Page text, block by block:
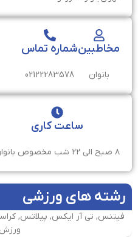
مخاطبین
بانوان
شماره تماس
02122283578
ساعت کاری
۸ صبح الی ۲۲ شب مخصوص بانوان
رشته های ورزشی
فیتنس, تی آر ایکس, پیلاتس,
ورزش